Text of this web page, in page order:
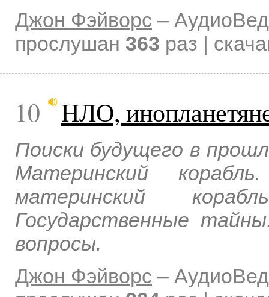
Джон Фэйворс –
прослушан 363 раз |
10 НЛО,
Поиски будущего в
Материнский
материнский
Государственные
вопросы.
Джон Фэйворс –